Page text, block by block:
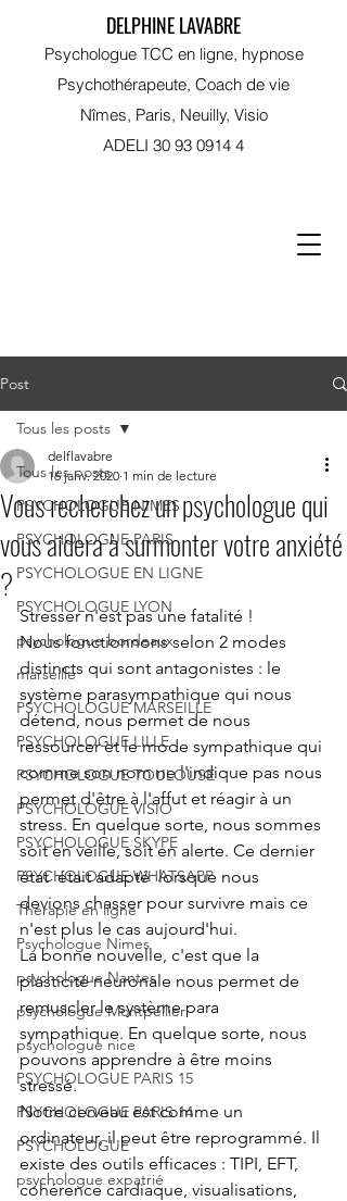
Psychologue TCC en ligne, hypnose
Psychothérapeute, Coach de vie
Nîmes, Paris, Neuilly, Visio
ADELI 30 93 0914 4
DELPHINE LAVABRE
Post
Tous les posts
PSYCHOLOGUE NIMES
PSYCHOLOGUE PARIS
PSYCHOLOGUE EN LIGNE
PSYCHOLOGUE LYON
psychologue bordeaux
marseille
PSYCHOLOGUE MARSEILLE
PSYCHOLOGUE LILLE
PSYCHOLOGUE TOULOUSE
PSYCHOLOGUE VISIO
PSYCHOLOGUE SKYPE
PSYCHOLOGUE WHATSAPP
Thérapie en ligne
Psychologue Nimes
psychologue Nantes
psychologue Montpellier
psychologue nice
PSYCHOLOGUE PARIS 15
PSYCHOLOGUE PARIS 14
PSYCHOLOGUE
psychologue expatrié
Tous les posts
Vous recherchez un psychologue qui
vous aidera à surmonter votre anxiété
?
delflavabre
16 janv. 2020 1 min de lecture
Stresser n'est pas une fatalité !
Nous fonctionnons selon 2 modes
distincts qui sont antagonistes : le
système parasympathique qui nous
détend, nous permet de nous
ressourcer et le mode sympathique qui
comme son nom ne l'indique pas nous
permet d'être à l'affut et réagir à un
stress. En quelque sorte, nous sommes
soit en veille, soit en alerte. Ce dernier
état  était adapté  lorsque nous
devions chasser pour survivre mais ce
n'est plus le cas aujourd'hui.
La bonne nouvelle, c'est que la
plasticité neuronale nous permet de
remuscler le système para
sympathique. En quelque sorte, nous
pouvons apprendre à être moins
stressé.
Notre cerveau est comme un
ordinateur, il peut être reprogrammé. Il
existe des outils efficaces : TIPI, EFT,
cohérence cardiaque, visualisations,